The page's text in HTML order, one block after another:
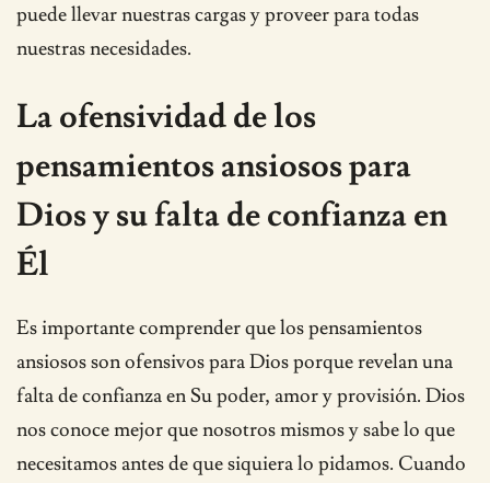
puede llevar nuestras cargas y proveer para todas
nuestras necesidades.
La ofensividad de los
pensamientos ansiosos para
Dios y su falta de confianza en
Él
Es importante comprender que los pensamientos
ansiosos son ofensivos para Dios porque revelan una
falta de confianza en Su poder, amor y provisión. Dios
nos conoce mejor que nosotros mismos y sabe lo que
necesitamos antes de que siquiera lo pidamos. Cuando